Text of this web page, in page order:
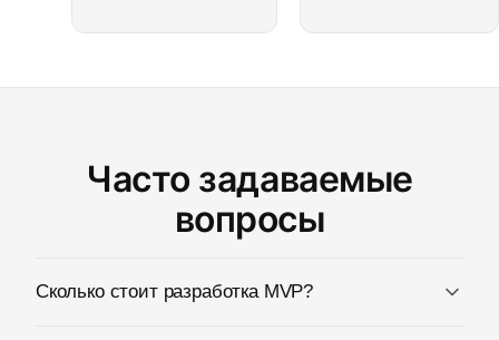
Часто задаваемые
вопросы
Сколько стоит разработка MVP?